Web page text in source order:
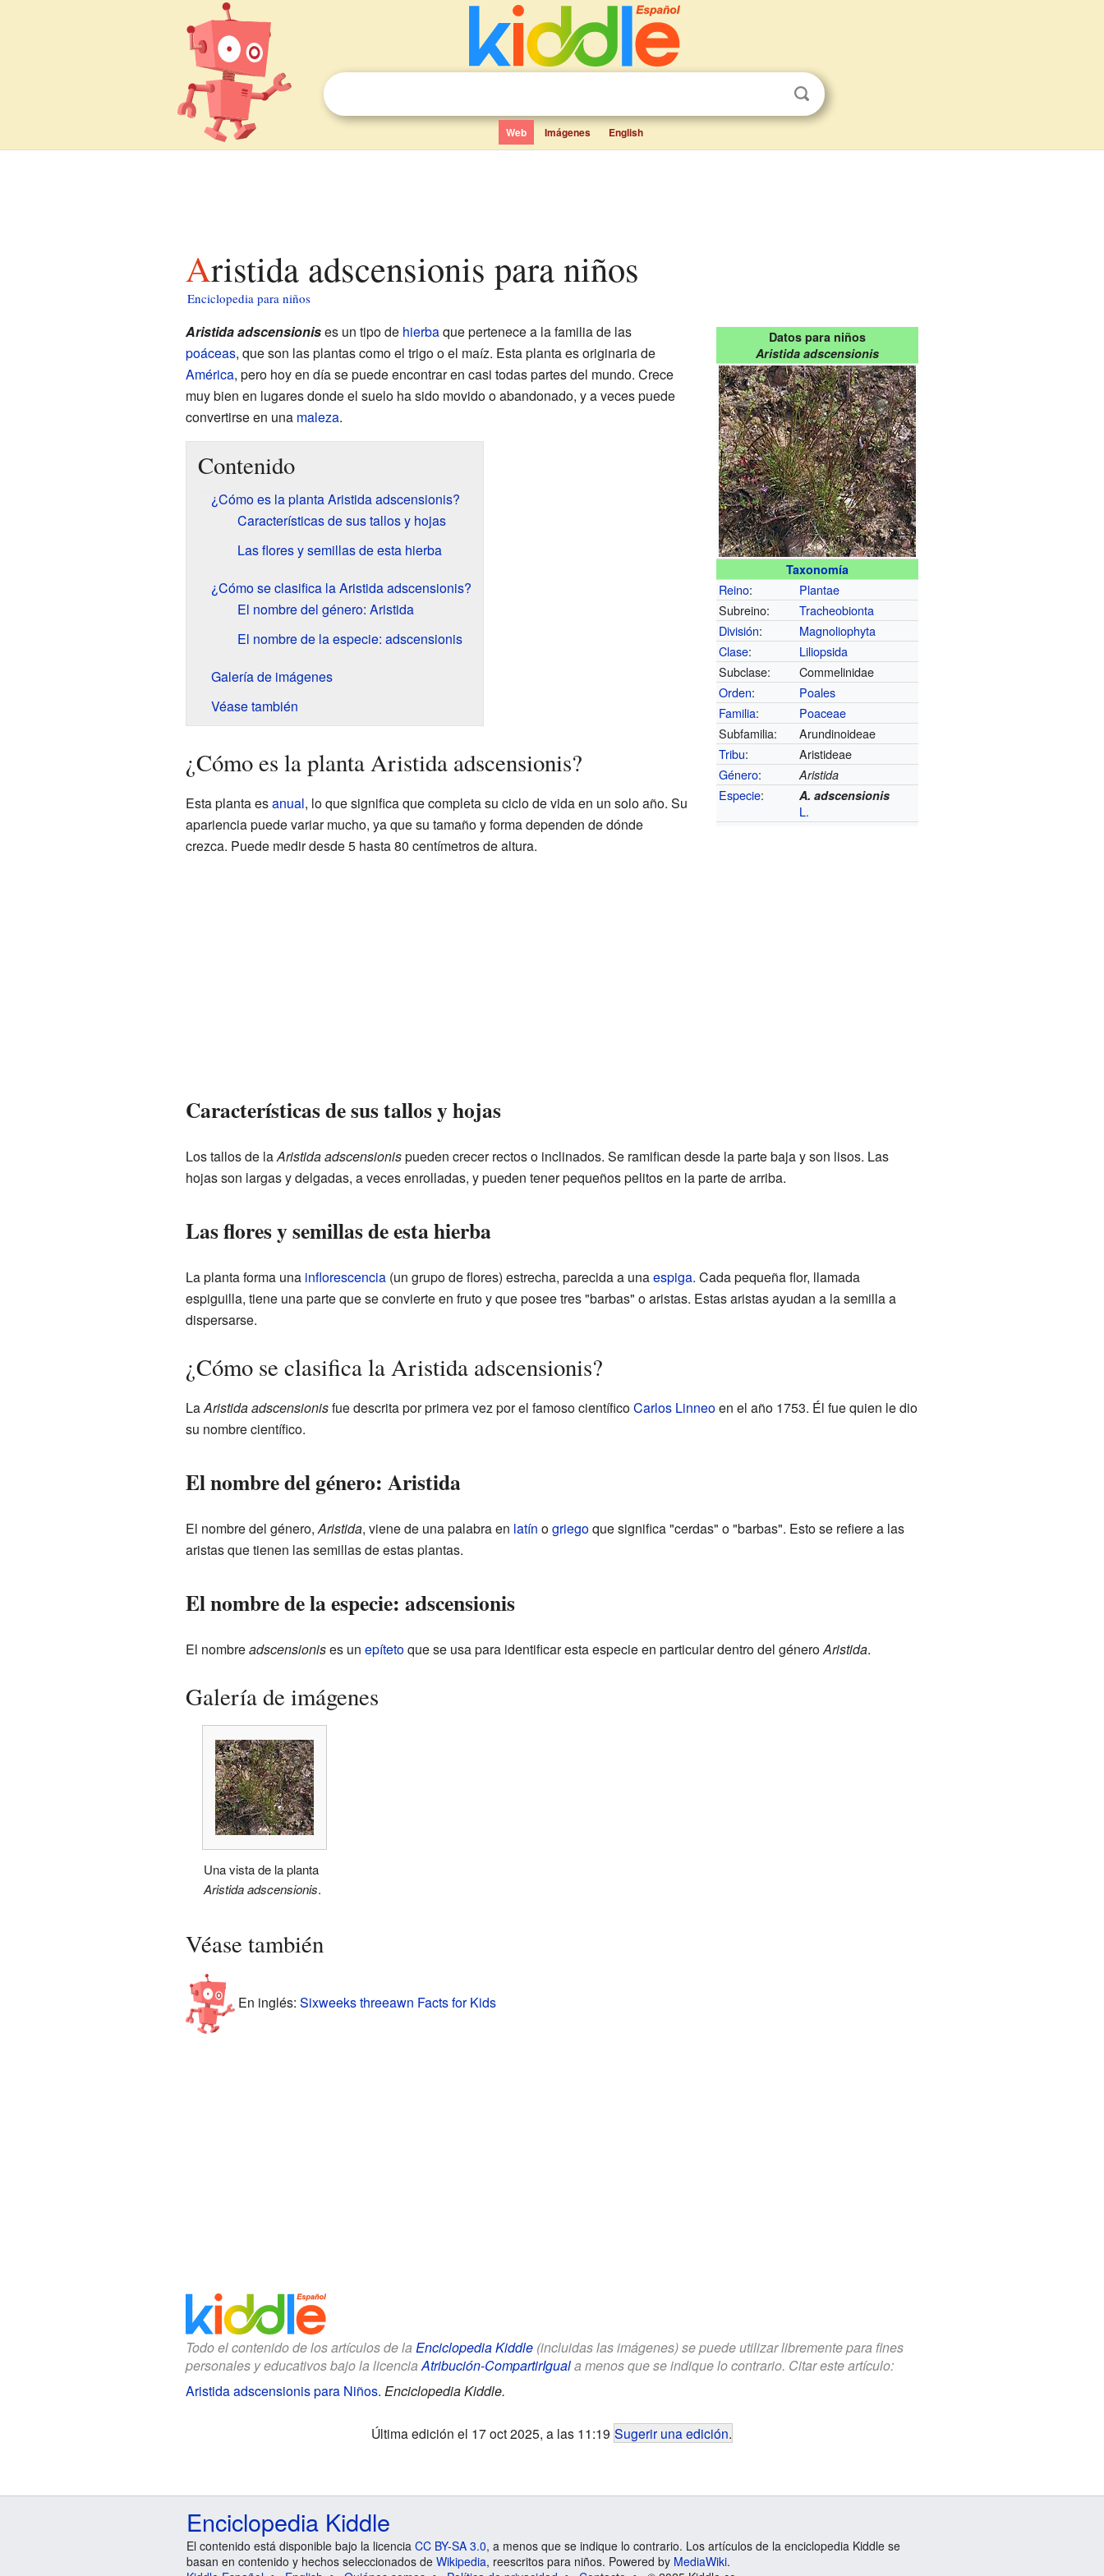
Web Imágenes English
Aristida adscensionis para niños
Enciclopedia para niños
Datos para niños
Aristida adscensionis
Taxonomía
Reino:
Plantae
Subreino:
Tracheobionta
División:
Magnoliophyta
Clase:
Liliopsida
Subclase:
Commelinidae
Orden:
Poales
Familia:
Poaceae
Subfamilia:
Arundinoideae
Tribu:
Aristideae
Género: Aristida
Especie: A. adscensionis
L.
Aristida adscensionises un tipo de hierbaque pertenece a la familia de las
poáceas, que son las plantas como el trigo o el maíz. Esta planta es originaria de
América, pero hoy en día se puede encontrar en casi todas partes del mundo. Crece
muy bien en lugares donde el suelo ha sido movido o abandonado, y a veces puede
convertirse en una maleza.
Contenido
¿Cómo es la planta Aristida adscensionis?
Características de sus tallos y hojas
Las flores y semillas de esta hierba
¿Cómo se clasifica la Aristida adscensionis?
El nombre del género: Aristida
El nombre de la especie: adscensionis
Galería de imágenes
Véase también
¿Cómo es la planta Aristida adscensionis?
Esta planta esanual, lo que significa que completa su ciclo de vida en un solo año. Su
apariencia puede variar mucho, ya que su tamaño y forma dependen de dónde
crezca. Puede medir desde 5 hasta 80 centímetros de altura.
Características de sus tallos y hojas
Los tallos de laAristida adscensionispueden crecer rectos o inclinados. Se ramifican desde la parte baja y son lisos. Las
hojas son largas y delgadas, a veces enrolladas, y pueden tener pequeños pelitos en la parte de arriba.
Las flores y semillas de esta hierba
La planta forma una inflorescencia(un grupo de flores) estrecha, parecida a unaespiga. Cada pequeña flor, llamada
espiguilla, tiene una parte que se convierte en fruto y que posee tres "barbas" o aristas. Estas aristas ayudan a la semilla a
dispersarse.
¿Cómo se clasifica la Aristida adscensionis?
LaAristida adscensionisfue descrita por primera vez por el famoso científicoCarlos Linneoen el año 1753. Él fue quien le dio
su nombre científico.
El nombre del género: Aristida
El nombre del género,Aristida, viene de una palabra en latín ogriegoque significa "cerdas" o "barbas". Esto se refiere a las
aristas que tienen las semillas de estas plantas.
El nombre de la especie: adscensionis
El nombreadscensionises un epítetoque se usa para identificar esta especie en particular dentro del géneroAristida.
Galería de imágenes
Una vista de la planta
Aristida adscensionis.
Véase también
En inglés: Sixweeks threeawn Facts for Kids
Todo el contenido de los artículos de la Enciclopedia Kiddle(incluidas las imágenes) se puede utilizar libremente para fines
personales y educativos bajo la licencia Atribución-CompartirIguala menos que se indique lo contrario. Citar este artículo:
Aristida adscensionis para Niños. Enciclopedia Kiddle.
Última edición el 17 oct 2025, a las 11:19 Sugerir una edición.
Enciclopedia Kiddle
El contenido está disponible bajo la licencia CC BY-SA 3.0, a menos que se indique lo contrario. Los artículos de la enciclopedia Kiddle se
basan en contenido y hechos seleccionados de Wikipedia, reescritos para niños. Powered by MediaWiki.